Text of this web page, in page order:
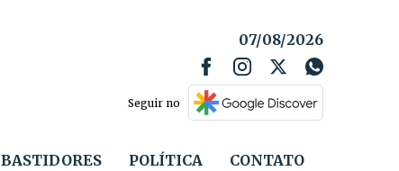
07/08/2026
Seguir no
BASTIDORES POLÍTICA CONTATO